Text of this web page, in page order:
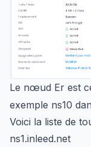
Le nœud Er est
exemple ns10
Voici la liste de
ns1.inleed.net